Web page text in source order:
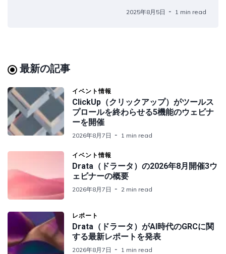
2025年8月5日 1 min read
最新の記事
イベント情報
ClickUp（クリックアップ）がツールス
プロールを終わらせる5機能のウェビナ
ーを開催
2026年8月7日 1 min read
イベント情報
Drata（ドラータ）の2026年8月開催3ウ
ェビナーの概要
2026年8月7日 2 min read
レポート
Drata（ドラータ）がAI時代のGRCに関
する最新レポートを発表
2026年8月7日 1 min read